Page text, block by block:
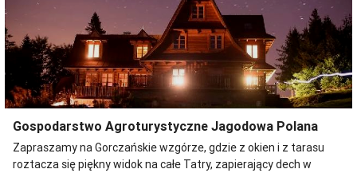
Gospodarstwo Agroturystyczne Jagodowa Polana
Zapraszamy na Gorczańskie wzgórze, gdzie z okien i z tarasu
roztacza się piękny widok na całe Tatry, zapierający dech w